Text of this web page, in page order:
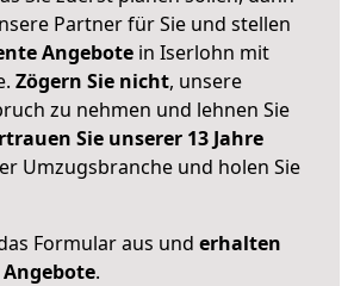
Partner für Sie und stellen
Angebote in Iserlohn mit
Zögern Sie nicht, unsere
zu nehmen und lehnen Sie
Sie unserer 13 Jahre
Umzugsbranche und holen Sie
Formular aus und erhalten
.